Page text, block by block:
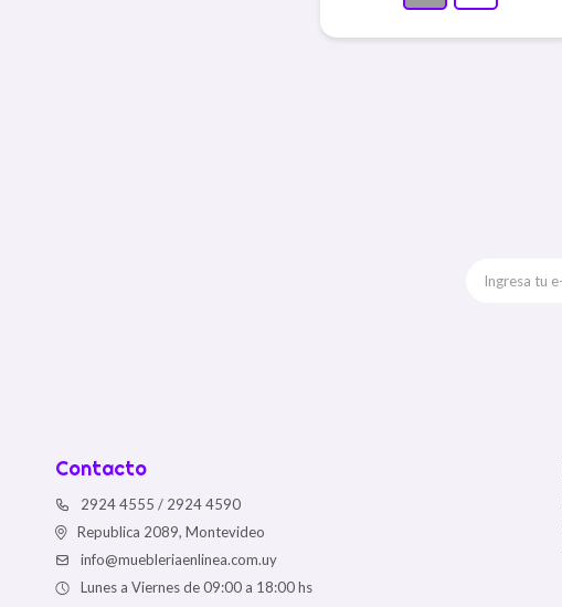
Contacto
2924 4555 / 2924 4590
Republica 2089, Montevideo
info@muebleriaenlinea.com.uy
Lunes a Viernes de 09:00 a 18:00 hs